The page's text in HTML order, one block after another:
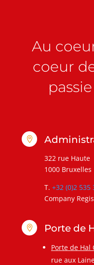
Au
coeur

322 rue Haute
1000 Bruxelles
T. +32 (0)2 535
Company
 Porte de
Porte de Hal
rue aux